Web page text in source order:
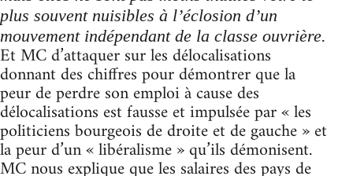
plus souvent nuisibles à l’éclosion d’un
mouvement indépendant de la classe ouvrière.
Et MC d’attaquer sur les délocalisations
donnant des chiffres pour démontrer que la
peur de perdre son emploi à cause des
délocalisations est fausse et impulsée par « les
politiciens bourgeois de droite et de gauche » et
la peur d’un « libéralisme » qu’ils démonisent.
MC nous explique que les salaires des pays de